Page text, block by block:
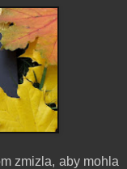
zmizla, aby mohla